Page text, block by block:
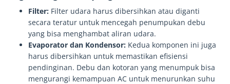
Filter: Filter udara harus dibersihkan atau diganti
secara teratur untuk mencegah penumpukan debu
yang bisa menghambat aliran udara.
Evaporator dan Kondensor: Kedua komponen ini juga
harus dibersihkan untuk memastikan efisiensi
pendinginan. Debu dan kotoran yang menumpuk bisa
mengurangi kemampuan AC untuk menurunkan suhu